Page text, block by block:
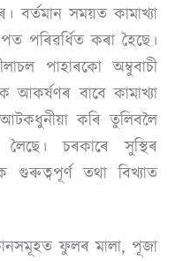
সময়ত কামাখ্যা
পৰিৱৰ্ধিত কৰা হৈছে।
পাহাৰকো অম্বুবাচী
আকৰ্ষণৰ বাবে কামাখ্যা
কৰি তুলিবলৈ
চৰকাৰে সুস্থিৰ
গুৰুত্বপূৰ্ণ তথা বিখ্যাত
ফুলৰ মালা, পূজা